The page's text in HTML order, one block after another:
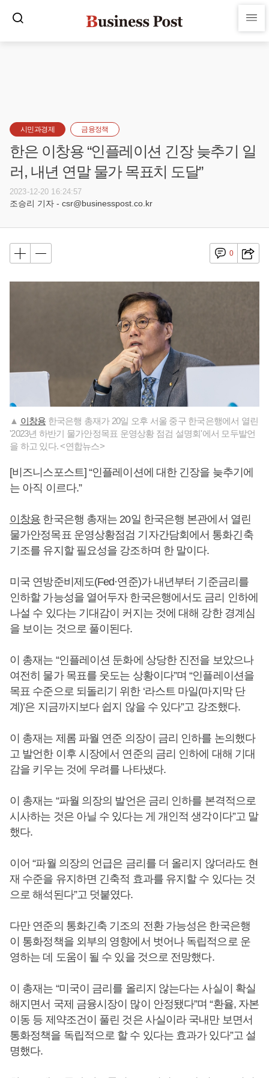
시민과경제 금융정책
한은 이창용 “인플레이션 긴장 늦추기 일
러, 내년 연말 물가 목표치 도달”
2023-12-20 16:24:57
조승리 기자 - csr@businesspost.co.kr
0
▲ 이창용 한국은행 총재가 20일 오후 서울 중구 한국은행에서 열린
'2023년 하반기 물가안정목표 운영상황 점검 설명회'에서 모두발언
을 하고 있다. <연합뉴스>
[비즈니스포스트] “인플레이션에 대한 긴장을 늦추기에
는 아직 이르다.”
이창용 한국은행 총재는 20일 한국은행 본관에서 열린
물가안정목표 운영상황점검 기자간담회에서 통화긴축
기조를 유지할 필요성을 강조하며 한 말이다.
미국 연방준비제도(Fed·연준)가 내년부터 기준금리를
인하할 가능성을 열어두자 한국은행에서도 금리 인하에
나설 수 있다는 기대감이 커지는 것에 대해 강한 경계심
을 보이는 것으로 풀이된다.
이 총재는 “인플레이션 둔화에 상당한 진전을 보았으나
여전히 물가 목표를 웃도는 상황이다”며 “인플레이션을
목표 수준으로 되돌리기 위한 ‘라스트 마일(마지막 단
계)’은 지금까지보다 쉽지 않을 수 있다”고 강조했다.
이 총재는 제롬 파월 연준 의장이 금리 인하를 논의했다
고 발언한 이후 시장에서 연준의 금리 인하에 대해 기대
감을 키우는 것에 우려를 나타냈다.
이 총재는 “파월 의장의 발언은 금리 인하를 본격적으로
시사하는 것은 아닐 수 있다는 게 개인적 생각이다”고 말
했다.
이어 “파월 의장의 언급은 금리를 더 올리지 않더라도 현
재 수준을 유지하면 긴축적 효과를 유지할 수 있다는 것
으로 해석된다”고 덧붙였다.
다만 연준의 통화긴축 기조의 전환 가능성은 한국은행
이 통화정책을 외부의 영향에서 벗어나 독립적으로 운
영하는 데 도움이 될 수 있을 것으로 전망했다.
이 총재는 “미국이 금리를 올리지 않는다는 사실이 확실
해지면서 국제 금융시장이 많이 안정됐다”며 “환율, 자본
이동 등 제약조건이 풀린 것은 사실이라 국내만 보면서
통화정책을 독립적으로 할 수 있다는 효과가 있다”고 설
명했다.